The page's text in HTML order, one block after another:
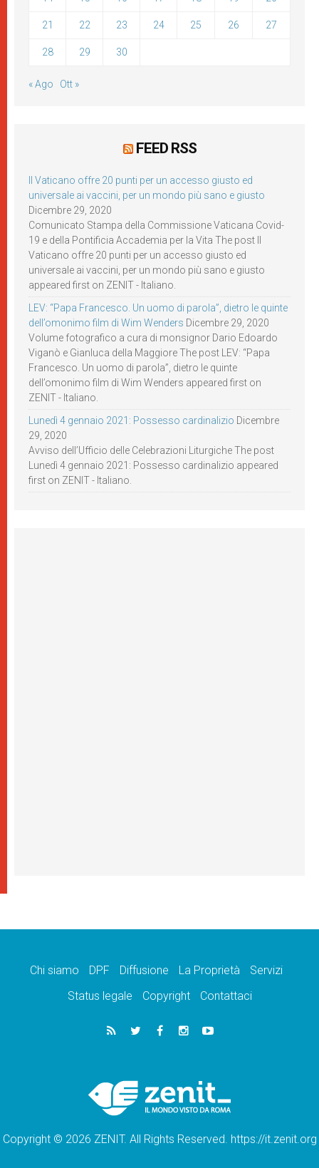
21 22 23 24 25 26 27
28 29 30
« Ago Ott »
FEED RSS
Il Vaticano offre 20 punti per un accesso giusto ed
universale ai vaccini, per un mondo più sano e giusto
Dicembre 29, 2020
Comunicato Stampa della Commissione Vaticana Covid-
19 e della Pontificia Accademia per la Vita The post Il
Vaticano offre 20 punti per un accesso giusto ed
universale ai vaccini, per un mondo più sano e giusto
appeared first on ZENIT - Italiano.
LEV: “Papa Francesco. Un uomo di parola”, dietro le quinte
dell’omonimo film di Wim Wenders Dicembre 29, 2020
Volume fotografico a cura di monsignor Dario Edoardo
Viganò e Gianluca della Maggiore The post LEV: “Papa
Francesco. Un uomo di parola”, dietro le quinte
dell’omonimo film di Wim Wenders appeared first on
ZENIT - Italiano.
Lunedì 4 gennaio 2021: Possesso cardinalizio Dicembre
29, 2020
Avviso dell’Ufficio delle Celebrazioni Liturgiche The post
Lunedì 4 gennaio 2021: Possesso cardinalizio appeared
first on ZENIT - Italiano.
Chi siamo DPF Diffusione La Proprietà
Servizi
Status legale
Copyright Contattaci
Copyright © 2026 ZENIT. All Rights Reserved. https://it.zenit.org